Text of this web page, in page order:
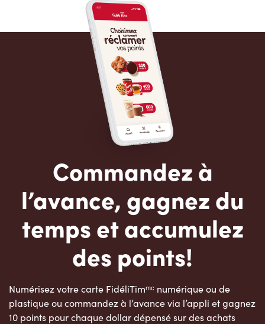
Commandez à
l’avance, gagnez du
temps et accumulez
des points!
Numérisez votre carte FidéliTimᵐᶜ numérique ou de
plastique ou commandez à l’avance via l’appli et gagnez
10 points pour chaque dollar dépensé sur des achats